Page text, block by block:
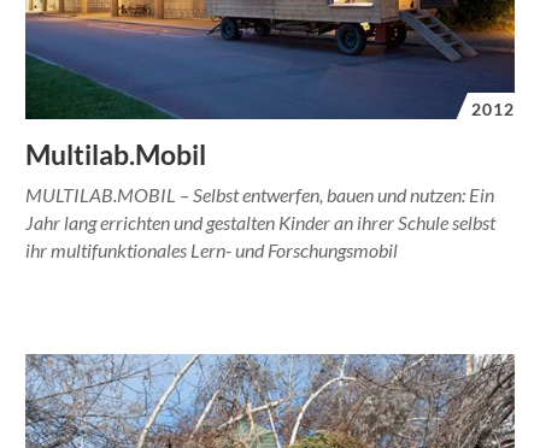
2012
Multilab.Mobil
MULTILAB.MOBIL – Selbst entwerfen, bauen und nutzen: Ein
Jahr lang errichten und gestalten Kinder an ihrer Schule selbst
ihr multifunktionales Lern- und Forschungsmobil